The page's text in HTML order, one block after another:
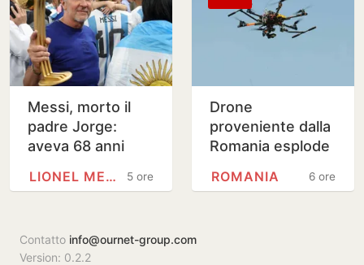
Messi, morto il
padre Jorge:
aveva 68 anni
5 ore
LIONEL MESSI
Drone
proveniente dalla
Romania esplode
bulgaro
6 ore
ROMANIA
Contatto info@ournet-group.com
Version: 0.2.2